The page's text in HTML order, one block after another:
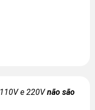
e 220Vnão são